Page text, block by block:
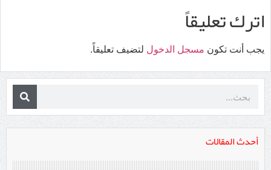
أحدث المقالات
اترك تعليقاً
يجب أنت تكون مسجل الدخول لتضيف تعليقاً.